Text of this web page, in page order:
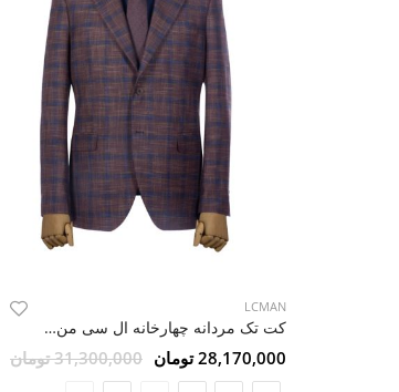
LCMAN
کت تک مردانه چهارخانه ال سی من 041
28,170,000 تومان 31,300,000 تومان